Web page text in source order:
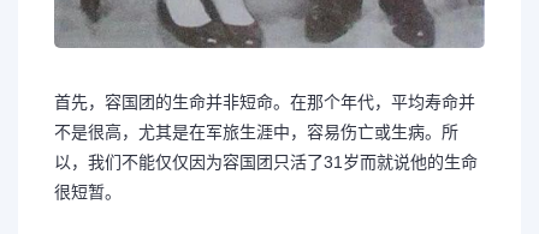
首先，容国团的生命并非短命。在那个年代，平均寿命并
不是很高，尤其是在军旅生涯中，容易伤亡或生病。所
以，我们不能仅仅因为容国团只活了31岁而就说他的生命
很短暂。